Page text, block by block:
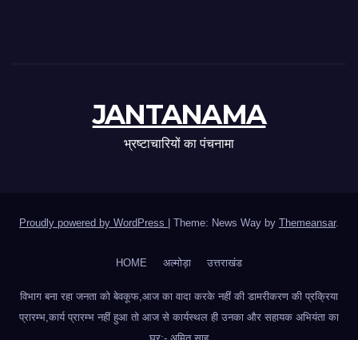
JANTANAMA
भ्रष्टाचारियों का पंचनामा
Proudly powered by WordPress Theme: News Way by Themeansar.
HOME अल्मोड़ा उत्तराखंड
विभाग बना रहा जनता को बेवकूफ,आज का वादा करके नहीं की डामरीकरण की प्रक्रिया
प्रारम्भ,कार्य प्रारम्भ नहीं हुआ तो आज से कार्यस्थल ही उनका और सहायक अभियंता का